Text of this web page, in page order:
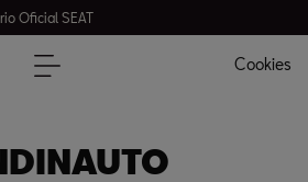
Oficial SEAT
Cookies